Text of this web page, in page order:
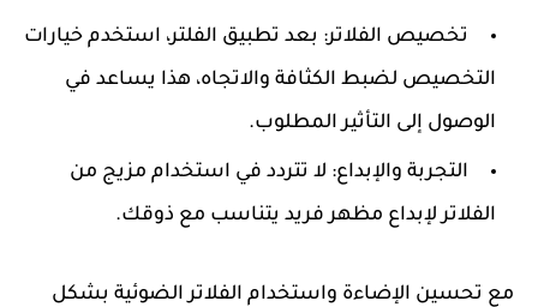
تخصيص الفلاتر: بعد تطبيق الفلتر، استخدم خيارات
التخصيص لضبط الكثافة والاتجاه، هذا يساعد في
الوصول إلى التأثير المطلوب.
التجربة والإبداع: لا تتردد في استخدام مزيج من
الفلاتر لإبداع مظهر فريد يتناسب مع ذوقك.
مع تحسين الإضاءة واستخدام الفلاتر الضوئية بشكل